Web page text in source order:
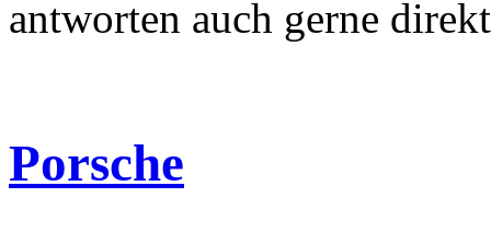
antworten auch gerne
Porsche